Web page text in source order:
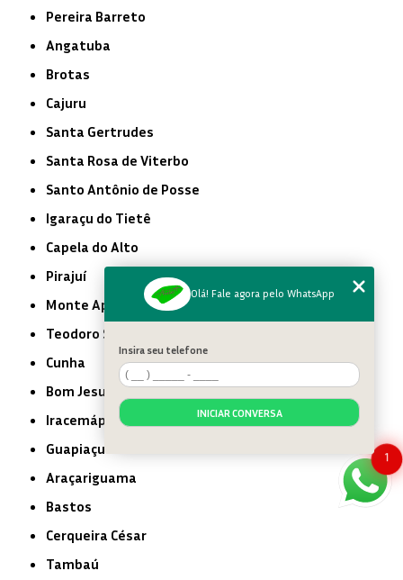
Pereira Barreto
Angatuba
Brotas
Cajuru
Santa Gertrudes
Santa Rosa de Viterbo
Santo Antônio de Posse
Igaraçu do Tietê
Capela do Alto
Pirajuí
Monte Aprazível
Teodoro Sampaio
Cunha
Bom Jesus dos Perdões
Iracemápolis
Guapiaçu
Araçariguama
Bastos
Cerqueira César
Tambaú
1
Olá! Fale agora pelo WhatsApp
Insira seu telefone
INICIAR CONVERSA